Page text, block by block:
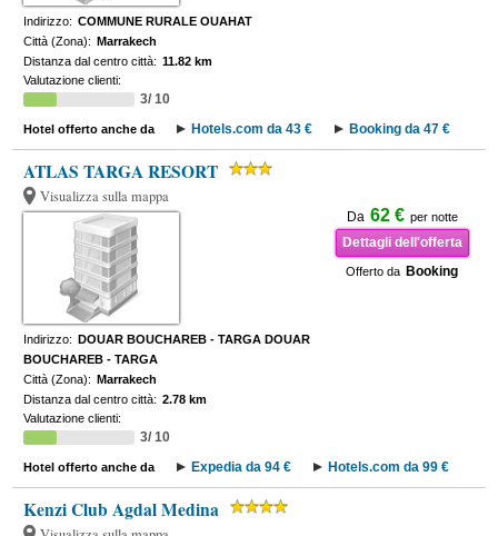
Indirizzo: COMMUNE RURALE OUAHAT
Città (Zona): Marrakech
Distanza dal centro città: 11.82 km
Valutazione clienti:
3/ 10
Hotel offerto anche da Hotels.com da 43 € Booking da 47 €
ATLAS TARGA RESORT
Visualizza sulla mappa
Da 62 € per notte
Dettagli dell'offerta
Offerto da Booking
Indirizzo: DOUAR BOUCHAREB - TARGA DOUAR
BOUCHAREB - TARGA
Città (Zona): Marrakech
Distanza dal centro città: 2.78 km
Valutazione clienti:
3/ 10
Hotel offerto anche da Expedia da 94 € Hotels.com da 99 €
Kenzi Club Agdal Medina